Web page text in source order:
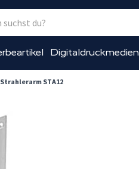
Digitaldruckmedien
Strahlerarm STA12